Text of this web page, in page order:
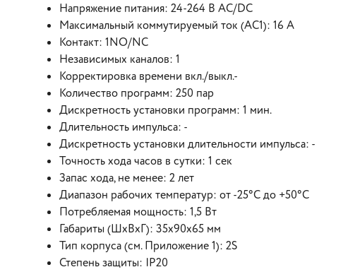
Напряжение питания: 24-264 В AC/DC
Максимальный коммутируемый ток (AC1): 16 А
Контакт: 1NO/NC
Независимых каналов: 1
Корректировка времени вкл./выкл.-
Количество программ: 250 пар
Дискретность установки программ: 1 мин.
Длительность импульса: -
Дискретность установки длительности импульса: -
Точность хода часов в сутки: 1 сек
Запас хода, не менее: 2 лет
Диапазон рабочих температур: от -25°С до +50°С
Потребляемая мощность: 1,5 Вт
Габариты (ШхВхГ): 35х90х65 мм
Тип корпуса (см. Приложение 1): 2S
Степень защиты: IP20